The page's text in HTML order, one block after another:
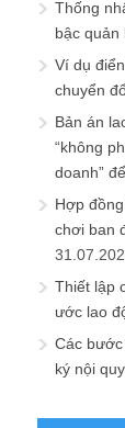
Thống
bậc quản
Ví dụ
chuyển
Bản án
“không
doanh”
Hợp
chơi ban
Thiết lập
ước lao
Các
ký nội